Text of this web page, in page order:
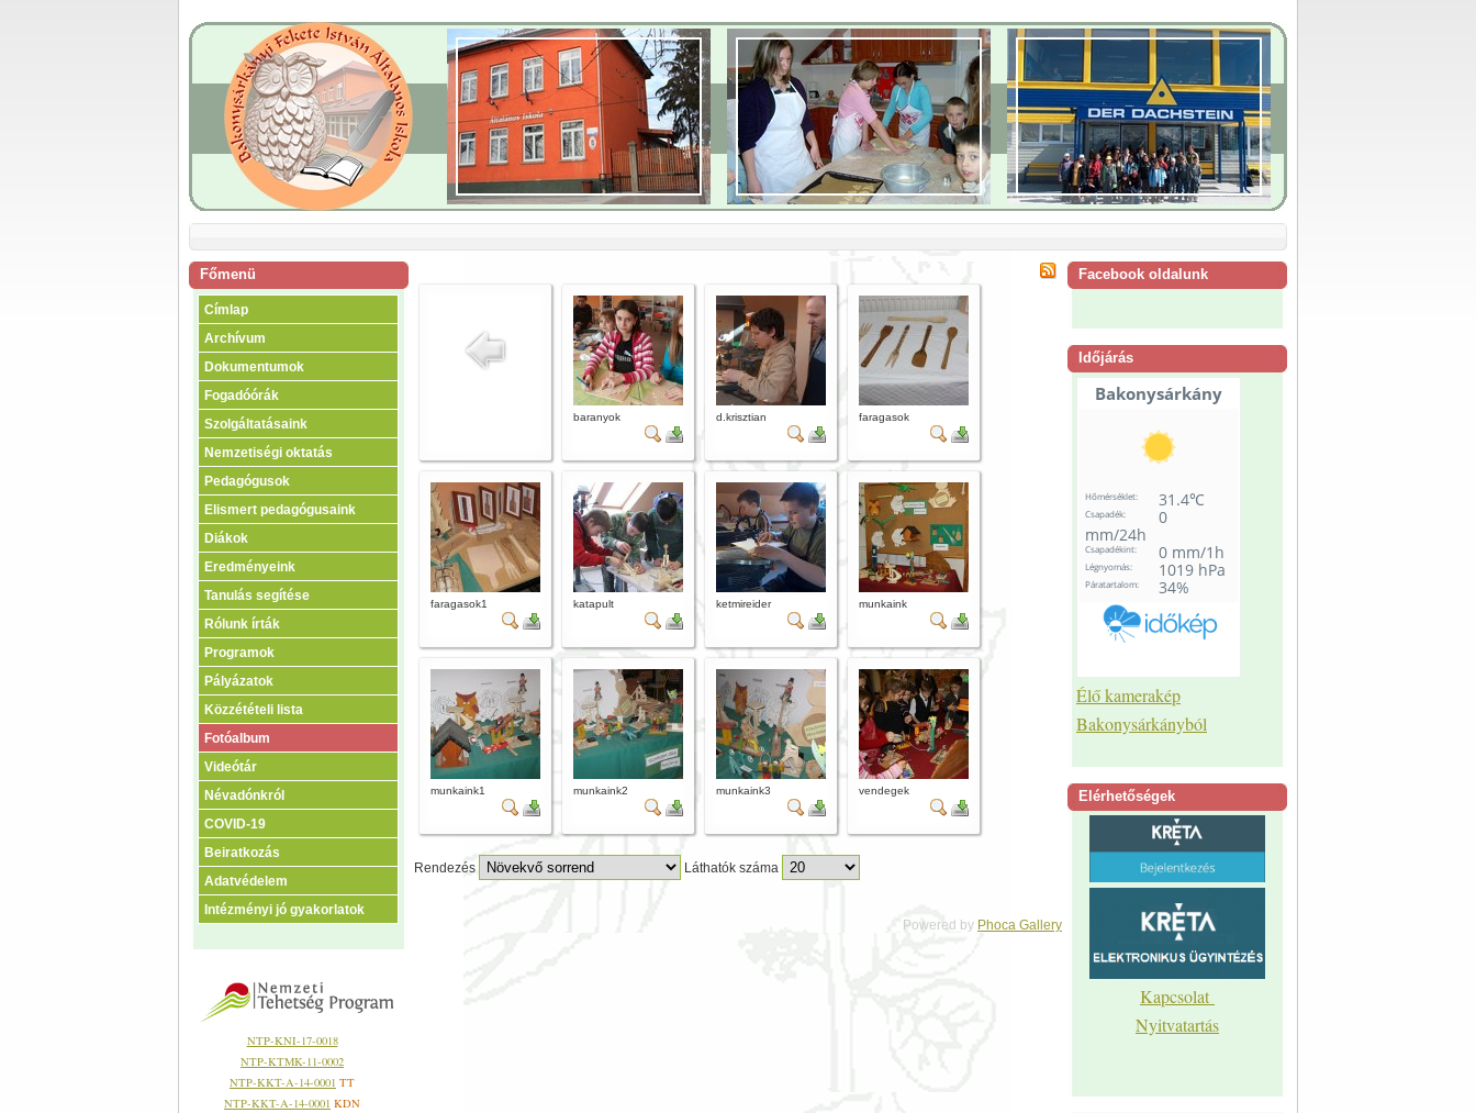
Főmenü
Címlap
Archívum
Dokumentumok
Fogadóórák
Szolgáltatásaink
Nemzetiségi oktatás
Pedagógusok
Elismert pedagógusaink
Diákok
Eredményeink
Tanulás segítése
Rólunk írták
Programok
Pályázatok
Közzétételi lista
Fotóalbum
Videótár
Névadónkról
COVID-19
Beiratkozás
Adatvédelem
Intézményi jó gyakorlatok
NTP-KNI-17-0018
NTP-KTMK-11-0002
NTP-KKT-A-14-0001 TT
NTP-KKT-A-14-0001 KDN
baranyok d.krisztian faragasok
faragasok1 katapult ketmireider munkaink
munkaink1 munkaink2 munkaink3 vendegek
Rendezés Láthatók száma
Powered by Phoca Gallery
Facebook oldalunk
Időjárás
Élő kamerakép
Bakonysárkányból
Elérhetőségek
Kapcsolat
Nyitvatartás